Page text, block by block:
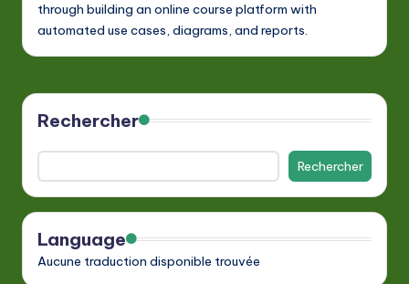
a
n
v
a
ti
through building an online course platform with
automated use cases, diagrams, and reports.
Rechercher
Rechercher
Language
Aucune traduction disponible trouvée